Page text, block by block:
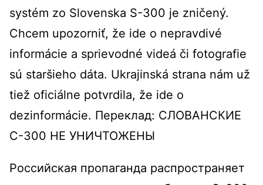
systém zo Slovenska S-300 je zničený.
Chcem upozorniť, že ide o nepravdivé
informácie a sprievodné videá či fotografie
sú staršieho dáta. Ukrajinská strana nám už
tiež oficiálne potvrdila, že ide o
dezinformácie. Переклад: СЛОВАНСКИЕ
С-300 НЕ УНИЧТОЖЕНЫ
Российская пропаганда распространяет